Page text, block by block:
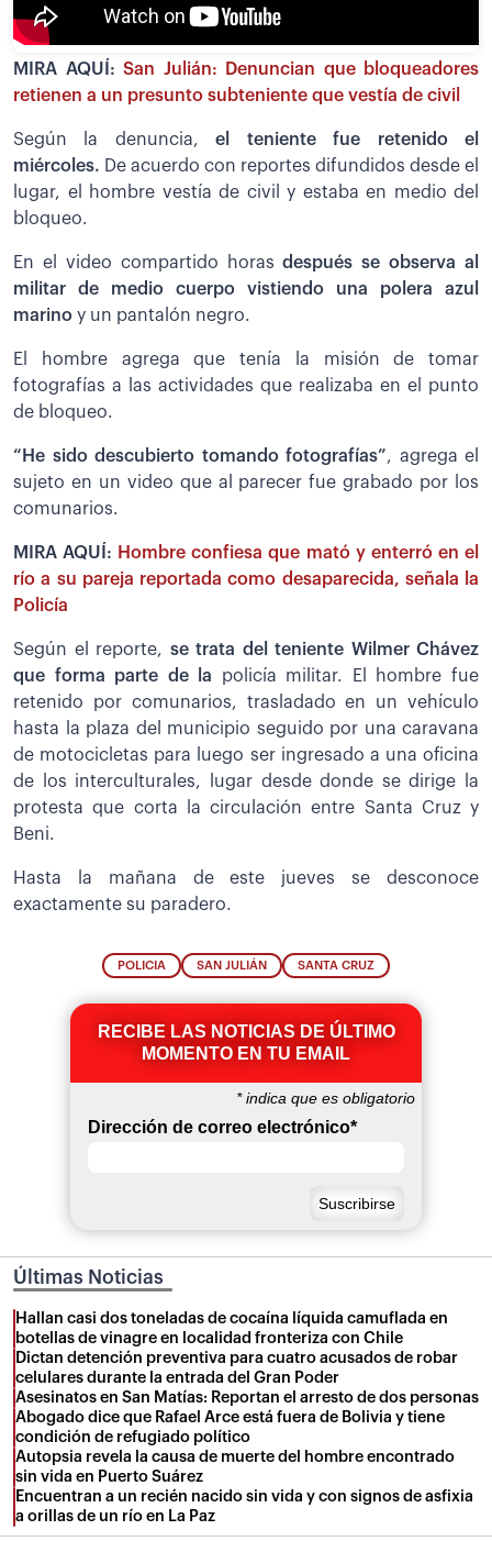
MIRA AQUÍ: San Julián: Denuncian que bloqueadores
retienen a un presunto subteniente que vestía de civil
Según la denuncia, el teniente fue retenido el
miércoles. De acuerdo con reportes difundidos desde el
lugar, el hombre vestía de civil y estaba en medio del
bloqueo.
En el video compartido horasdespués se observa al
militar de medio cuerpo vistiendo una polera azul
marino y un pantalón negro.
El hombre agrega que tenía la misión de tomar
fotografías a las actividades que realizaba en el punto
de bloqueo.
“He sido descubierto tomando fotografías”, agrega el
sujeto en un video que al parecer fue grabado por los
comunarios.
MIRA AQUÍ: Hombre confiesa que mató y enterró en el
río a su pareja reportada como desaparecida, señala la
Policía
Según el reporte, se trata del teniente Wilmer Chávez
que forma parte de la policía militar. El hombre fue
retenido por comunarios, trasladado en un vehículo
hasta la plaza del municipio seguido por una caravana
de motocicletas para luego ser ingresado a una oficina
de los interculturales, lugar desde donde se dirige la
protesta que corta la circulación entre Santa Cruz y
Beni.
Hasta la mañana de este jueves se desconoce
exactamente su paradero.
POLICIA SAN JULIÁN SANTA CRUZ
RECIBE LAS NOTICIAS DE ÚLTIMO
MOMENTO EN TU EMAIL
*indica que es obligatorio
Dirección de correo electrónico*
Últimas Noticias
Hallan casi dos toneladas de cocaína líquida camuflada en
botellas de vinagre en localidad fronteriza con Chile
Dictan detención preventiva para cuatro acusados de robar
celulares durante la entrada del Gran Poder
Asesinatos en San Matías: Reportan el arresto de dos personas
Abogado dice que Rafael Arce está fuera de Bolivia y tiene
condición de refugiado político
Autopsia revela la causa de muerte del hombre encontrado
sin vida en Puerto Suárez
Encuentran a un recién nacido sin vida y con signos de asfixia
a orillas de un río en La Paz